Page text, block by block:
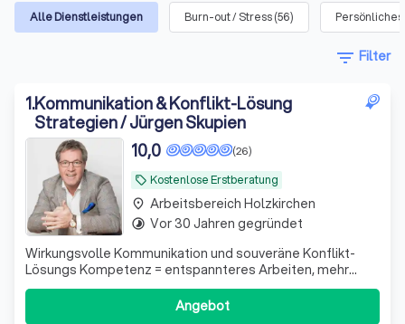
Alle Dienstleistungen Burn-out / Stress(56)
filter_list Filter
1.Kommunikation & Konflikt-Lösung
Strategien / Jürgen Skupien
local_offer Kostenlose Erstberatung
(26)
10,0
Wirkungsvolle Kommunikation und souveräne Konflikt-
Lösungs Kompetenz = entspannteres Arbeiten, mehr
Lebensfreude & der nächste Karrieresprung „Für
Führungskräfte und alle, die mehr wollen!"
Angebot
place Arbeitsbereich Holzkirchen
timelapse Vor 30 Jahren gegründet